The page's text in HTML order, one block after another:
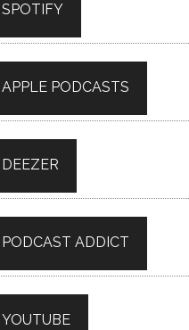
SPOTIFY
APPLE PODCASTS
DEEZER
PODCAST ADDICT
YOUTUBE